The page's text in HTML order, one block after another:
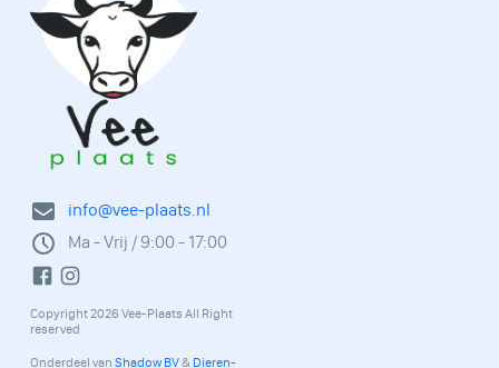
info@vee-plaats.nl
Ma - Vrij / 9:00 - 17:00
Copyright 2026 Vee-Plaats All Right
reserved
Onderdeel van Shadow BV& Dieren-